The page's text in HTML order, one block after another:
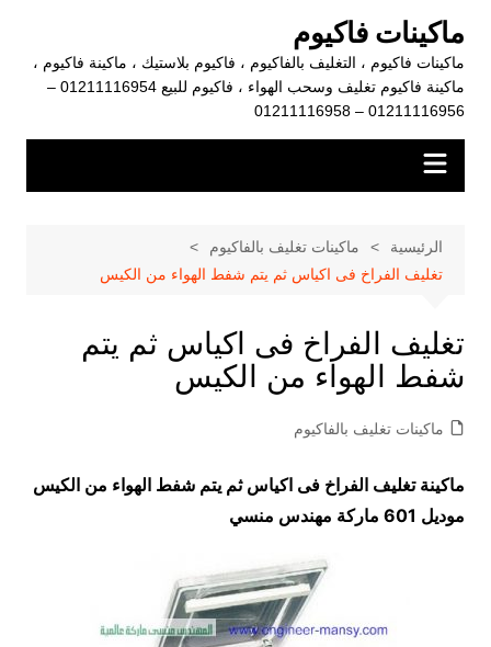
المحتوى
ماكينات فاكيوم
ماكينات فاكيوم ، التغليف بالفاكيوم ، فاكيوم بلاستيك ، ماكينة فاكيوم ،
ماكينة فاكيوم تغليف وسحب الهواء ، فاكيوم للبيع 01211116954 –
01211116956 – 01211116958
الرئيسية
ماكينات تغليف بالفاكيوم
تغليف الفراخ فى اكياس ثم يتم شفط الهواء من الكيس
تغليف الفراخ فى اكياس ثم يتم
شفط الهواء من الكيس
ماكينات تغليف بالفاكيوم
ماكينة تغليف الفراخ فى اكياس ثم يتم شفط الهواء من الكيس
موديل 601 ماركة مهندس منسي